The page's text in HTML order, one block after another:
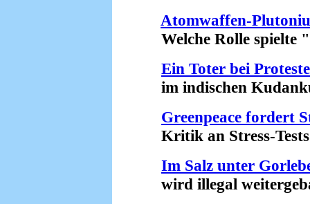
Atomwaffen-
Welche Rolle spielte
Ein Toter bei
im indischen
Greenpeace fordert
Kritik an Stress-Tests
Im Salz unter
wird illegal